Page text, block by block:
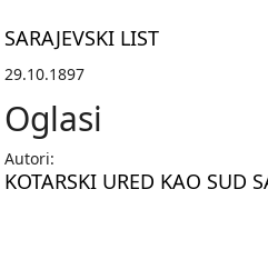
SARAJEVSKI LIST
29.10.1897
Oglasi
Autori:
KOTARSKI URED KAO SUD